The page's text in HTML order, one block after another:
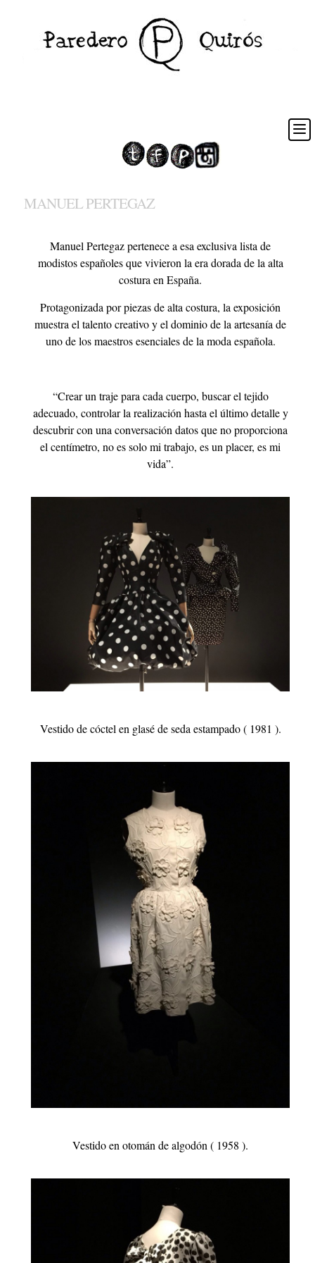
MANUEL PERTEGAZ
Manuel Pertegaz pertenece a esa exclusiva lista de
modistos españoles que vivieron la era dorada de la alta
costura en España.
Protagonizada por piezas de alta costura, la exposición
muestra el talento creativo y el dominio de la artesanía de
uno de los maestros esenciales de la moda española.
“Crear un traje para cada cuerpo, buscar el tejido
adecuado, controlar la realización hasta el último detalle y
descubrir con una conversación datos que no proporciona
el centímetro, no es solo mi trabajo, es un placer, es mi
vida”.
Vestido de cóctel en glasé de seda estampado ( 1981 ).
Vestido en otomán de algodón ( 1958 ).